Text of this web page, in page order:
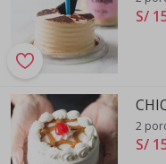
S/
2
S/